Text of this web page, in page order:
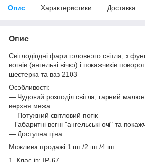
Опис Характеристики Доставка
Опис
Світлодіодні фари головного світла, з
вогнів (ангельні вічко) і покажчиків
шестерка та ваз 2103
Особливості:
— Чудовий розподіл світла, гарний
верхня межа
— Потужний світловий потік
– Габаритні вогні "ангельські очі" та
— Доступна ціна
Можлива продажі 1 шт./2 шт./4 шт.
1. Клас ip: IP-67